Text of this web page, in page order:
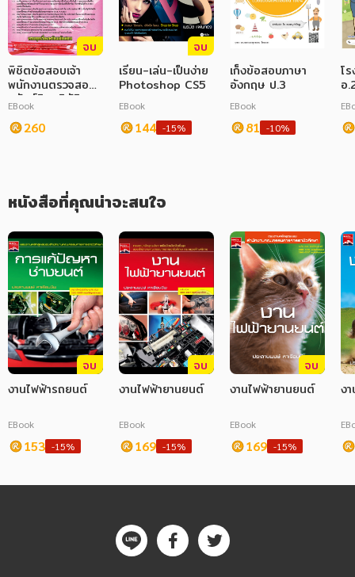
การ์ตูนความรู้ การ์ตูน
การ์ตูนมังงะ (Manga)
จบ
พิชิตข้อสอบเจ้า
พนักงานตรวจสอบ
ทรัพย์สินปฏิบัติการ
สำนักงาน ป.ป.ช. ปี
68
EBook
260
จบ
เรียน-เล่น-เป็นง่าย
Photoshop CS5
EBook
144 -15%
เก็งข้อสอบภาษา
อังกฤษ ป.3
EBook
81 -10%
โ
อ
หนังสือที่คุณน่าจะสนใจ
จบ
งานไฟฟ้ารถยนต์
EBook
153 -15%
จบ
งานไฟฟ้ายานยนต์
EBook
169 -15%
จบ
งานไฟฟ้ายานยนต์
EBook
169 -15%
ง